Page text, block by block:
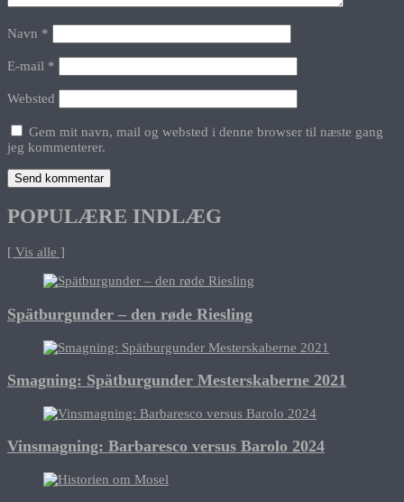
Navn *
E-mail *
Websted
Gem mit navn, mail og websted i denne browser til næste gang
jeg kommenterer.
POPULÆRE INDLÆG
[ Vis alle ]
Spätburgunder – den røde Riesling
Smagning: Spätburgunder Mesterskaberne 2021
Vinsmagning: Barbaresco versus Barolo 2024